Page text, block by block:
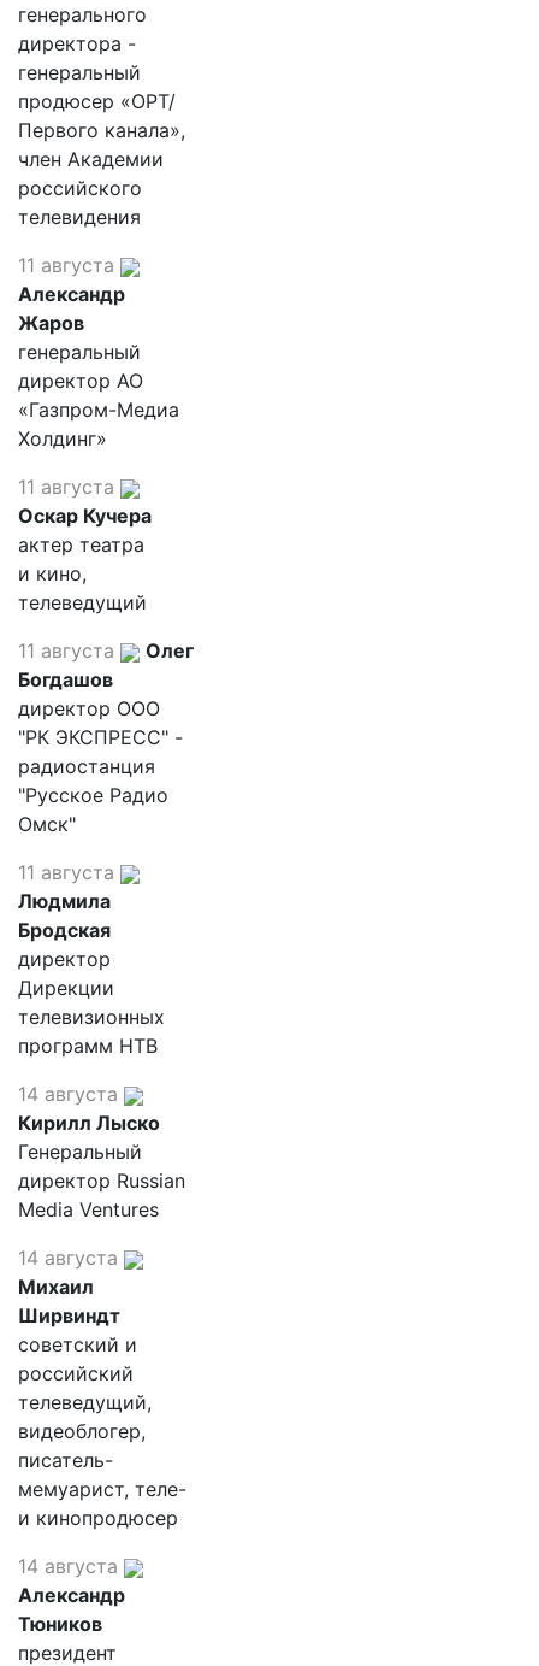
генерального
директора -
генеральный
продюсер «ОРТ/
Первого канала»,
член Академии
российского
телевидения
11 августа
Александр
Жаров
генеральный
директор АО
«Газпром-Медиа
Холдинг»
11 августа
Оскар Кучера
актер театра
и кино,
телеведущий
11 августа
Олег
Богдашов
директор ООО
"РК ЭКСПРЕСС" -
радиостанция
"Русское Радио
Омск"
11 августа
Людмила
Бродская
директор
Дирекции
телевизионных
программ НТВ
14 августа
Кирилл Лыско
Генеральный
директор Russian
Media Ventures
14 августа
Михаил
Ширвиндт
советский и
российский
телеведущий,
видеоблогер,
писатель-
мемуарист, теле-
и кинопродюсер
14 августа
Александр
Тюников
президент